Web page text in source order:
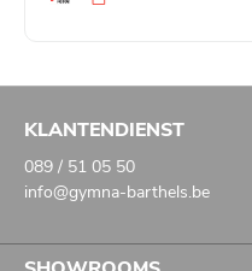
KLANTENDIENST
089 / 51 05 50
info@gymna-barthels.be